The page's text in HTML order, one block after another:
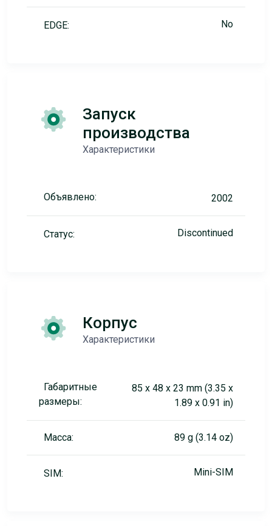
EDGE: No
Запуск
производства
Характеристики
Объявлено: 2002
Статус: Discontinued
Корпус
Характеристики
Габаритные
размеры:
85 x 48 x 23 mm (3.35 x
1.89 x 0.91 in)
Масса: 89 g (3.14 oz)
SIM: Mini-SIM